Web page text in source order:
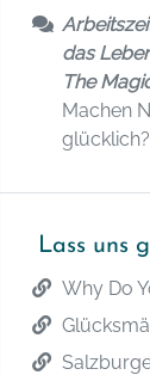
das
The
Machen
glücklich?
Lass uns
Why Do